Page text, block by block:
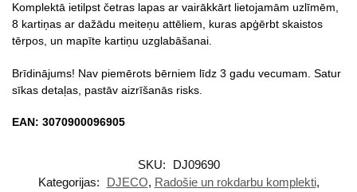
Komplektā ietilpst četras lapas ar vairākkārt lietojamām uzlīmēm,
8 kartiņas ar dažādu meiteņu attēliem, kuras apģērbt skaistos
tērpos, un mapīte kartiņu uzglabāšanai.
Brīdinājums! Nav piemērots bērniem līdz 3 gadu vecumam. Satur
sīkas detaļas, pastāv aizrīšanās risks.
EAN: 3070900096905
SKU:
DJ09690
Kategorijas:
DJECO, Radošie un rokdarbu komplekti,